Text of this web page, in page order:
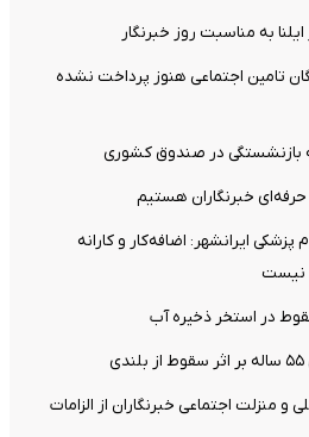
به مناسبت روز خبرنگار
تامین اجتماعی هنوز پرداخت نشده
بازنشستگی در صندوق کشوری
خبرنگاران هستیم
ایرانشهر: اضافه‌کار و کارانه
نیست
در استخر ذخیره آب
منزلت اجتماعی خبرنگاران از الزامات